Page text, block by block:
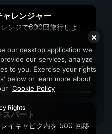
ャレンジャー
ンジで600回旅行しよ
う。
パート
イキャビク内を 500 回移
our desktop application we
our services, analyze
to you. Exercise your rights
below or learn more about
Cookie Policy
Rights